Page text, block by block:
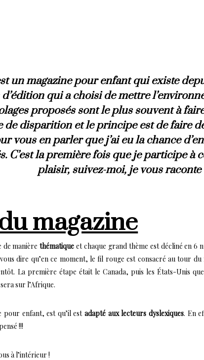
un magazine pour enfant qui existe
qui a choisi de mettre
proposés sont le plus souvent à
de disparition et le principe est de faire
vous en parler que j’ai eu la chance
C’est la première fois que je participe à
plaisir, suivez-moi, je vous raconte
magazine
de manièrethématique et chaque grand thème est décliné en 6
dire qu’en ce moment, le fil rouge est consacré au tour
La première étape était le Canada, puis les États-Unis
sur l’Afrique.
pour enfant, est qu’il estadapté aux lecteurs dyslexiques. En
!!!
à l’intérieur !